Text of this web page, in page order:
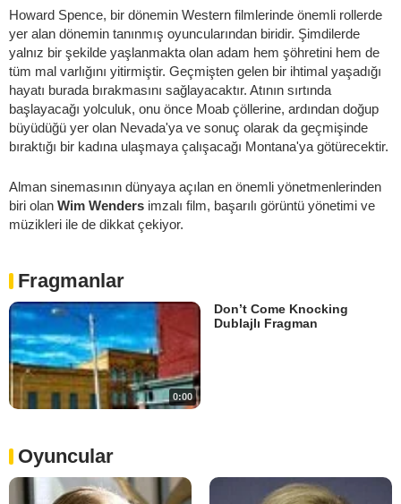
Howard Spence, bir dönemin Western filmlerinde önemli rollerde
yer alan dönemin tanınmış oyuncularından biridir. Şimdilerde
yalnız bir şekilde yaşlanmakta olan adam hem şöhretini hem de
tüm mal varlığını yitirmiştir. Geçmişten gelen bir ihtimal yaşadığı
hayatı burada bırakmasını sağlayacaktır. Atının sırtında
başlayacağı yolculuk, onu önce Moab çöllerine, ardından doğup
büyüdüğü yer olan Nevada'ya ve sonuç olarak da geçmişinde
bıraktığı bir kadına ulaşmaya çalışacağı Montana'ya götürecektir.
Alman sinemasının dünyaya açılan en önemli yönetmenlerinden
biri olan Wim Wenders imzalı film, başarılı görüntü yönetimi ve
müzikleri ile de dikkat çekiyor.
Fragmanlar
0:00
Don’t Come Knocking
Dublajlı Fragman
Oyuncular